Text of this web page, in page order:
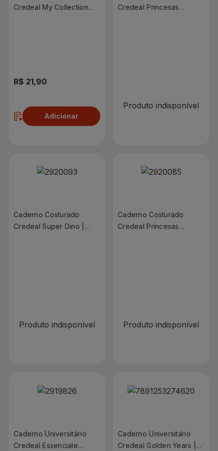
Credeal My Collection
R$ 21,90
Adicionar
Credeal Princesas
Produto indisponível
Caderno Costurado
Credeal Super Dino |
Produto indisponível
Caderno Costurado
Credeal Princesas
Produto indisponível
Caderno Universitário
Credeal Essenciale
Caderno Universitário
Credeal Golden Years |